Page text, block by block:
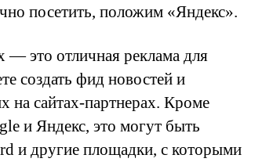
посетить, положим «Яндекс».
— это отличная реклама для
создать фид новостей и
на сайтах-партнерах. Кроме
и Яндекс, это могут быть
и другие площадки, с которыми